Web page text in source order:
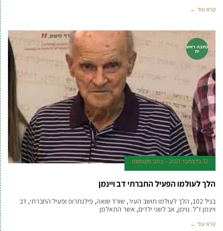
קרא עוד ←
כתבה ראש
ית
12 בדצמבר 2021 כתב מקומונט
הלך לעולמו הפעיל החברתי דב ויינמן
בגיל 102, הלך לעולמו תושב העיר, שורד שואה, פילנתרופ ופעיל החברתי, דב
ויינמן ז"ל. נוימן, אב לשני ילדים, אשר התאלמן
קרא עוד ←